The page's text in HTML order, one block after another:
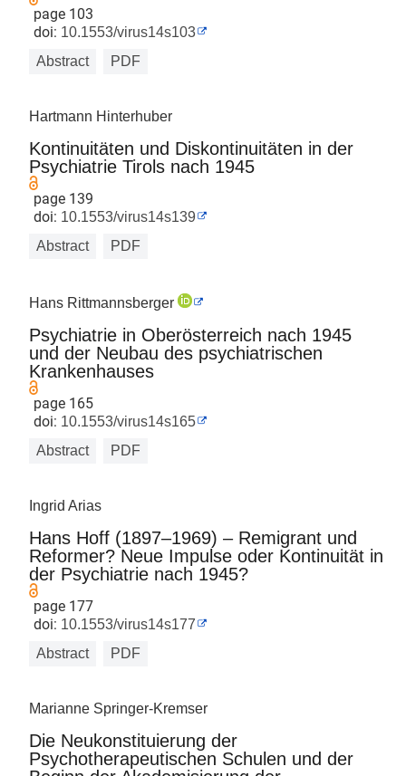
page 103
doi: 10.1553/virus14s103
Abstract
PDF
Hartmann Hinterhuber
Kontinuitäten und Diskontinuitäten in der
Psychiatrie Tirols nach 1945
page 139
doi: 10.1553/virus14s139
Abstract
PDF
Hans Rittmannsberger
Psychiatrie in Oberösterreich nach 1945
und der Neubau des psychiatrischen
Krankenhauses
page 165
doi: 10.1553/virus14s165
Abstract
PDF
Ingrid Arias
Hans Hoff (1897–1969) – Remigrant und
Reformer? Neue Impulse oder Kontinuität in
der Psychiatrie nach 1945?
page 177
doi: 10.1553/virus14s177
Abstract
PDF
Marianne Springer-Kremser
Die Neukonstituierung der
Psychotherapeutischen Schulen und der